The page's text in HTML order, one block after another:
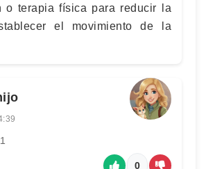
o terapia física para reducir la
el movimiento de la
0